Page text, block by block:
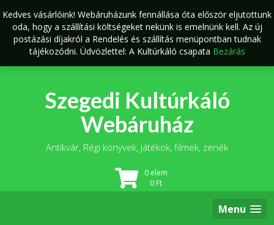
to
content
Szegedi Kultúrkáló
Webáruház
Antikvár, Régi könyvek, játékok, filmek, zenék
0 elem
0 Ft
Menu
Kedves vásárlóink! Webáruházunk fennállása óta először eljutottunk
oda, hogy a szállítási költségeket nekünk is emelnünk kell. Az új
postázási díjakról a Rendelés és szállítás menüpontban tudnak
tájékozódni. Üdvözlettel: A Kultúrkáló csapata Bezárás